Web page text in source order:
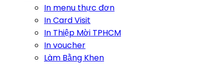
In menu thực đơn
In Card Visit
In Thiệp Mời TPHCM
In voucher
Làm Bằng Khen